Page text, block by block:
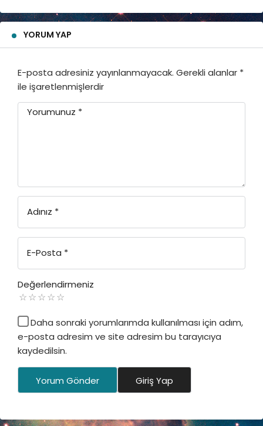
YORUM YAP
E-posta adresiniz yayınlanmayacak. Gerekli alanlar *
ile işaretlenmişlerdir
Yorumunuz *
Adınız *
E-Posta *
Değerlendirmeniz
Daha sonraki yorumlarımda kullanılması için adım,
e-posta adresim ve site adresim bu tarayıcıya
kaydedilsin.
Yorum Gönder Giriş Yap